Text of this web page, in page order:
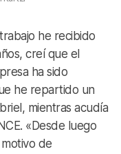
he recibido
creí que el
ha sido
he repartido un
mientras acudía
«Desde luego
de